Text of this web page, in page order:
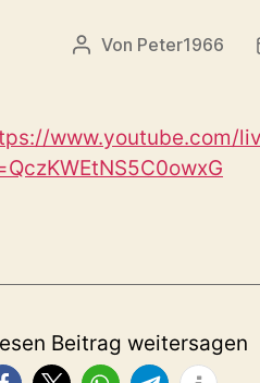
Beitragsautor
Von Peter1966
www.youtube.com/
Beitrag weitersagen